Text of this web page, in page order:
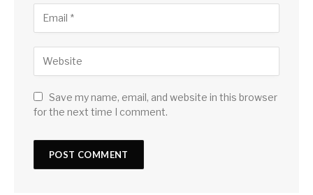
Save my name, email, and website in this browser
for the next time I comment.